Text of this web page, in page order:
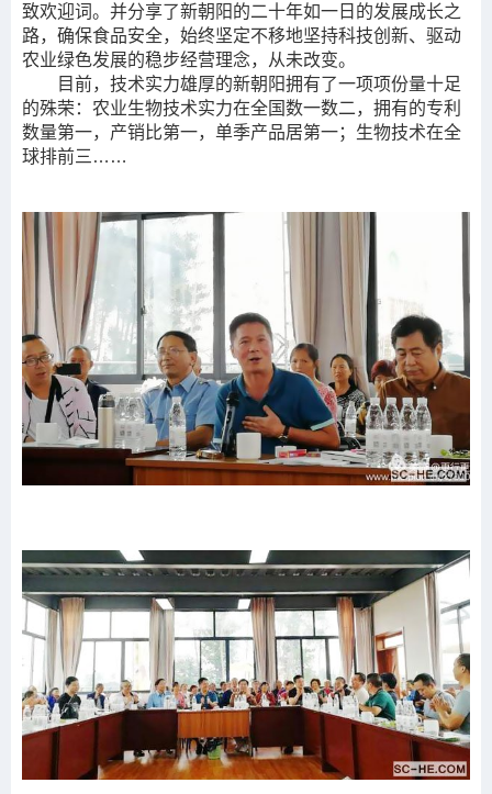
致欢迎词。并分享了新朝阳的二十年如一日的发展成长之
路，确保食品安全，始终坚定不移地坚持科技创新、驱动
农业绿色发展的稳步经营理念，从未改变。
目前，技术实力雄厚的新朝阳拥有了一项项份量十足
的殊荣：农业生物技术实力在全国数一数二，拥有的专利
数量第一，产销比第一，单季产品居第一；生物技术在全
球排前三……